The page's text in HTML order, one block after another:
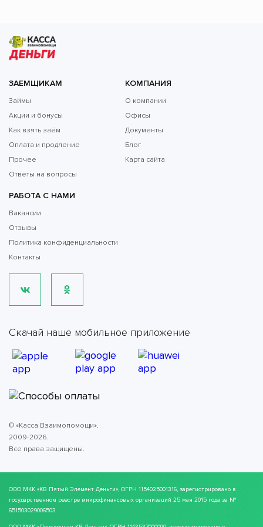
ЗАЕМЩИКАМ
Займы
Акции и бонусы
Как взять заём
Оплата и продление
Прочее
Ответы на вопросы
КОМПАНИЯ
О компании
Офисы
Документы
Блог
Карта сайта
РАБОТА С НАМИ
Вакансии
Отзывы
Политика конфиденциальности
Контакты
Скачай наше мобильное приложение
© «Касса Взаимопомощи».
2009-2026.
Все права защищены.
ООО МКК «КВ Пятый Элемент Деньги», ОГРН 1154025001316, зарегистрировано в
государственном реестре микрофинансовых организаций 25 мая 2015 года за №
651503029006503.